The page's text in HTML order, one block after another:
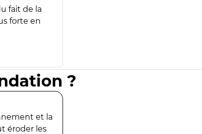
fait de la
forte en
?
et la
éroder les